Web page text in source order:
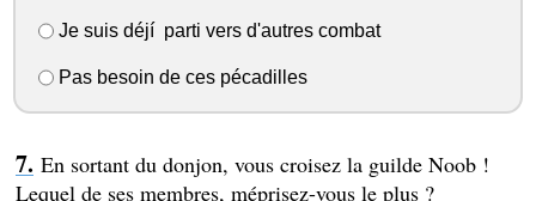
Je suis déjí parti vers d'autres combat
Pas besoin de ces pécadilles
En sortant du donjon, vous croisez la guilde Noob !
Lequel de ses membres, méprisez-vous le plus ?